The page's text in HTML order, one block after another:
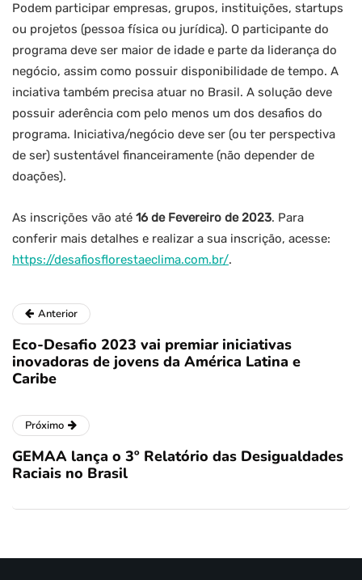
Podem participar empresas, grupos, instituições, startups
ou projetos (pessoa física ou jurídica). O participante do
programa deve ser maior de idade e parte da liderança do
negócio, assim como possuir disponibilidade de tempo. A
inciativa também precisa atuar no Brasil. A solução deve
possuir aderência com pelo menos um dos desafios do
programa. Iniciativa/negócio deve ser (ou ter perspectiva
de ser) sustentável financeiramente (não depender de
doações).
As inscrições vão até 16 de Fevereiro de 2023. Para
conferir mais detalhes e realizar a sua inscrição, acesse:
https://desafiosflorestaeclima.com.br/.
Anterior
Eco-Desafio 2023 vai premiar iniciativas
inovadoras de jovens da América Latina e
Caribe
Próximo
GEMAA lança o 3º Relatório das Desigualdades
Raciais no Brasil